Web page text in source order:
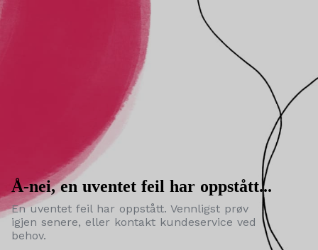
Å-nei, en uventet feil har oppstått...
En uventet feil har oppstått. Vennligst prøv
igjen senere, eller kontakt kundeservice ved
behov.